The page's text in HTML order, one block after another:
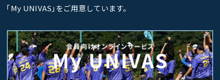
｢My UNIVAS｣をご用意しています。